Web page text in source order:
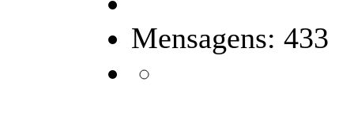
Mensagens: 433